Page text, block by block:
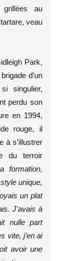
grillées au
veau
Park,
d’un
singulier,
perdu son
en 1994,
rouge, il
à s’illustrer
du terroir
formation,
unique,
un plat
J’avais à
nulle part
vite, j’en ai
avoir une